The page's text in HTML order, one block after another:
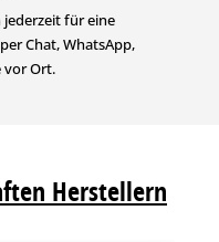
für eine
Chat, WhatsApp,
vor Ort.
Herstellern